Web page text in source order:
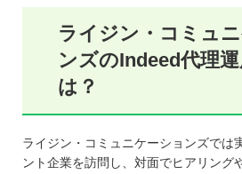
ライジン・コミュ
ンズのIndeed代理
は？
ライジン・コミュニケーションズでは
ント企業を訪問し、対面でヒアリング